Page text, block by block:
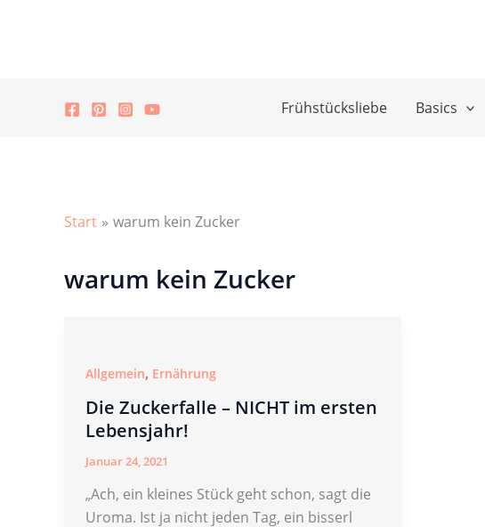
Frühstücksliebe Basics
Start warum kein Zucker
warum kein Zucker
Allgemein, Ernährung
Die Zuckerfalle – NICHT im ersten
Lebensjahr!
Januar 24, 2021
„Ach, ein kleines Stück geht schon, sagt die
Uroma. Ist ja nicht jeden Tag, ein bisserl